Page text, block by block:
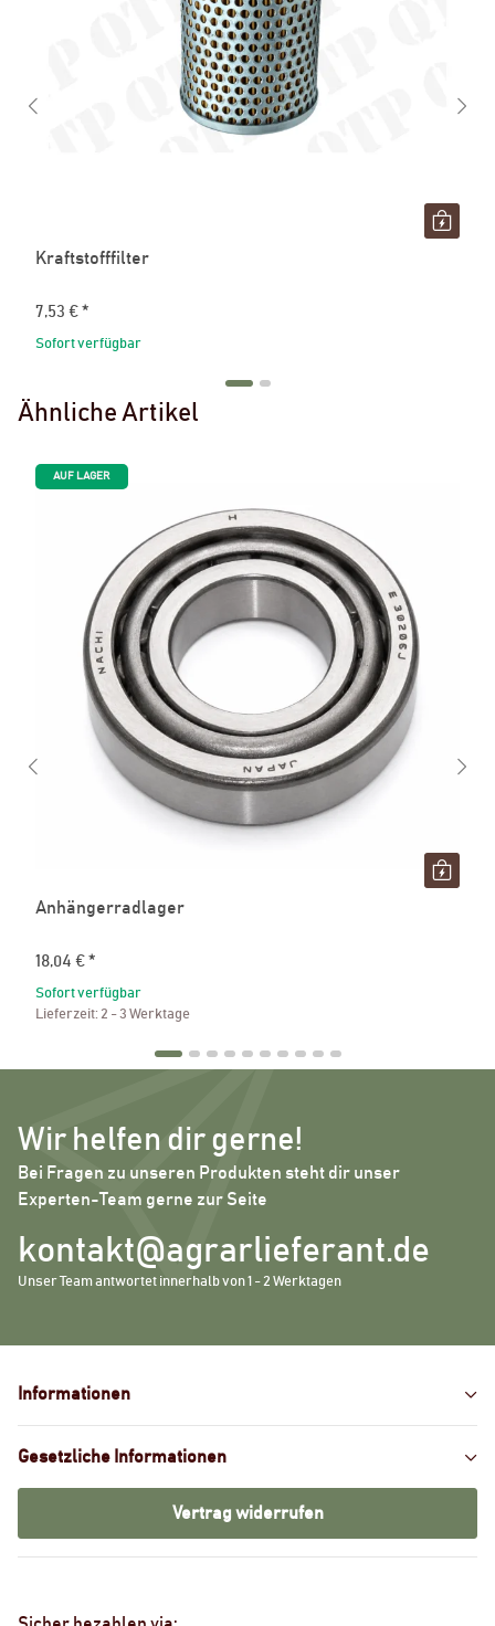
Kraftstofffilter
7,53 € *
Sofort verfügbar
Ähnliche Artikel
AUF LAGER
Anhängerradlager
18,04 € *
Sofort verfügbar
Lieferzeit: 2 - 3 Werktage
Wir helfen dir gerne!
Bei Fragen zu unseren Produkten steht dir unser
Experten-Team gerne zur Seite
kontakt@agrarlieferant.de
Unser Team antwortet innerhalb von 1 - 2 Werktagen
Informationen
Gesetzliche Informationen
Vertrag widerrufen